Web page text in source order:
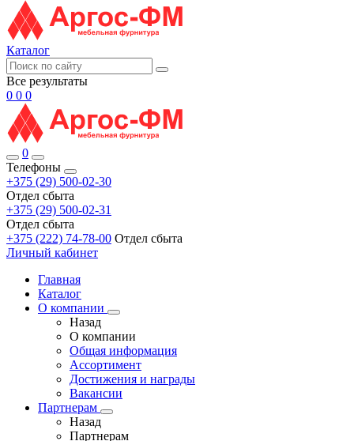
Каталог
Все результаты
0 0 0
0
Телефоны
+375 (29) 500-02-30
Отдел сбыта
+375 (29) 500-02-31
Отдел сбыта
+375 (222) 74-78-00 Отдел сбыта
Личный кабинет
Главная
Каталог
О компании
Назад
О компании
Общая информация
Ассортимент
Достижения и награды
Вакансии
Партнерам
Назад
Партнерам